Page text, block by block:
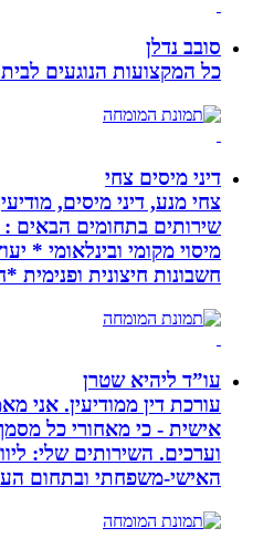
סובב נדלן
כל המקצועות הנוגעים לבית
דיני מיסים צחי
צחי מנע, דיני מיסים, מודיעין,
שירותים בתחומים הבאים : *
מיסוי מקומי ובינלאומי * יעוץ
חשבונות חיצונית ופנימית
עו”ד ליהיא שטרן
עורכת דין ממודיעין. אני
אישית - כי מאחורי כל מסמך
וערכים. השירותים שלי: ליווי
האישי-משפחתי ובתחום העסקי-